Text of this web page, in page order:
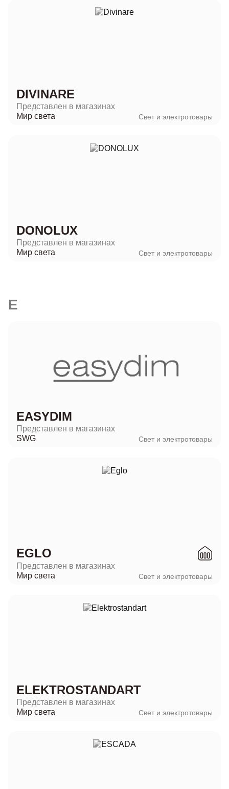
DIVINARE
Представлен в магазинах
Мир света
Свет и электротовары
DONOLUX
Представлен в магазинах
Мир света
Свет и электротовары
E
EASYDIM
Представлен в магазинах
SWG
Свет и электротовары
EGLO
Представлен в магазинах
Мир света
Свет и электротовары
ELEKTROSTANDART
Представлен в магазинах
Мир света
Свет и электротовары